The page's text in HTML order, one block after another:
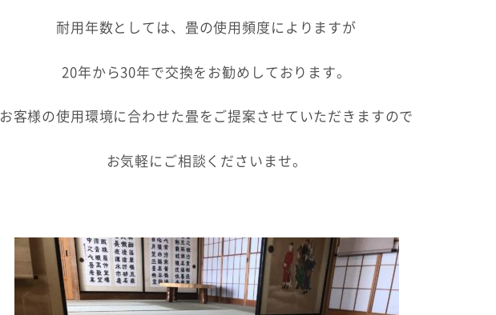
耐用年数としては、畳の使用頻度によりますが
20年から30年で交換をお勧めしております。
お客様の使用環境に合わせた畳をご提案させていただきますので
お気軽にご相談くださいませ。